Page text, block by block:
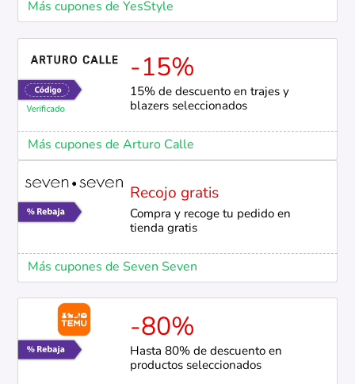
Más cupones de YesStyle
-15%
15% de descuento en trajes y
blazers seleccionados
Más cupones de Arturo Calle
Recojo gratis
Compra y recoge tu pedido en
tienda gratis
Más cupones de Seven Seven
-80%
Hasta 80% de descuento en
productos seleccionados